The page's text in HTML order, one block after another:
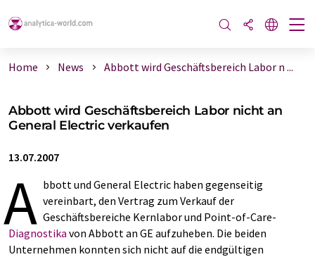
Home News Abbott wird Geschäftsbereich Labor n ...
Abbott wird Geschäftsbereich Labor nicht an
General Electric verkaufen
13.07.2007
A bbott und General Electric haben gegenseitig
vereinbart, den Vertrag zum Verkauf der
Geschäftsbereiche Kernlabor und Point-of-Care-
Diagnostika von Abbott an GE aufzuheben. Die beiden
Unternehmen konnten sich nicht auf die endgültigen